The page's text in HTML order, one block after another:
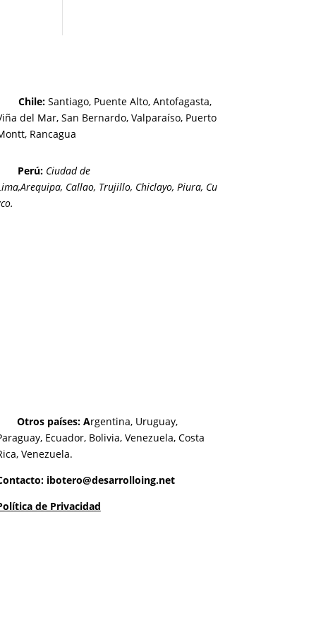
Chile: Santiago, Puente Alto, Antofagasta,
del Mar, San Bernardo, Valparaíso, Puerto
Rancagua
Perú: Ciudad de
Arequipa, Callao, Trujillo, Chiclayo, Piura, Cu
Otros países: Argentina, Uruguay,
Ecuador, Bolivia, Venezuela, Costa
Venezuela.
ibotero@desarrolloing.net
de Privacidad